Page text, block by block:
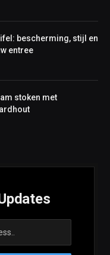
bescherming, stijl en
entree
stoken met